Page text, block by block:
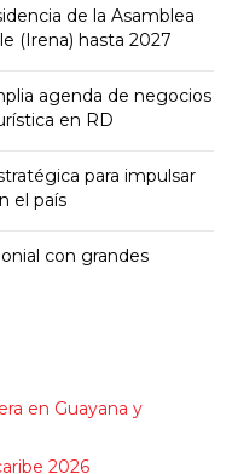
de la Asamblea
(Irena) hasta 2027
agenda de negocios
en RD
para impulsar
el país
con grandes